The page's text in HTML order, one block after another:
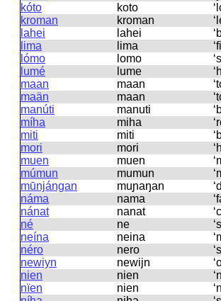
kóto
koto
kroman
kroman
lahei
lahei
lima
lima
lómo
lomo
lumé
lume
maan
maan
maän
maan
manúti
manuti
míha
miha
miti
miti
mori
mori
muen
muen
múmun
mumun
mūnjángan
muɲaŋan
náma
nama
nánat
nanat
né
ne
neína
neina
néro
nero
newiyn
newijn
nien
nien
nïen
nien